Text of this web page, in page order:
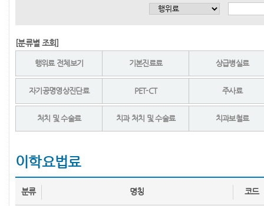
[분류별 조회]
행위료 전체보기 기본진료료 상급병실료
자기공명영상진단료 PET-CT 주사료
처치 및 수술료 치과 처치 및 수술료 치과보철료
이학요법료
분류 명칭 코드